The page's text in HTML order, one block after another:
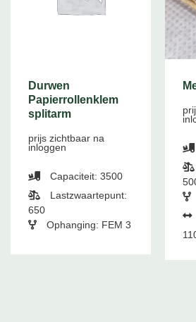
Durwen
Papierrollenklem
splitarm
prijs zichtbaar na
inloggen
Capaciteit: 3500
Lastzwaartepunt:
650
Ophanging: FEM 3